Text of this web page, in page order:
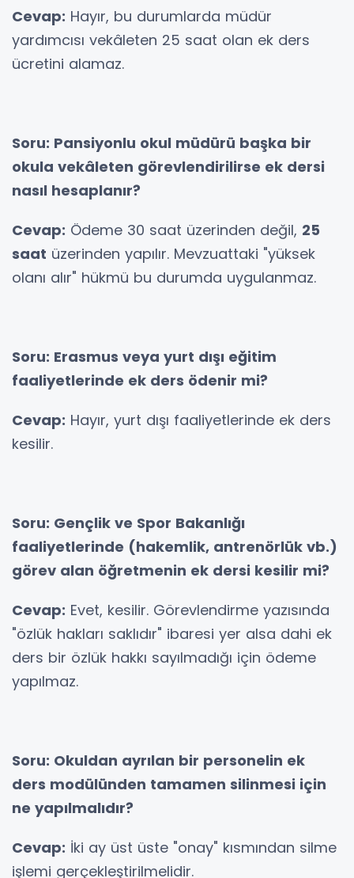
Cevap: Hayır, bu durumlarda müdür
yardımcısı vekâleten 25 saat olan ek ders
ücretini alamaz.
Soru: Pansiyonlu okul müdürü başka bir
okula vekâleten görevlendirilirse ek dersi
nasıl hesaplanır?
Cevap: Ödeme 30 saat üzerinden değil, 25
saat üzerinden yapılır. Mevzuattaki "yüksek
olanı alır" hükmü bu durumda uygulanmaz.
Soru: Erasmus veya yurt dışı eğitim
faaliyetlerinde ek ders ödenir mi?
Cevap: Hayır, yurt dışı faaliyetlerinde ek ders
kesilir.
Soru: Gençlik ve Spor Bakanlığı
faaliyetlerinde (hakemlik, antrenörlük vb.)
görev alan öğretmenin ek dersi kesilir mi?
Cevap: Evet, kesilir. Görevlendirme yazısında
"özlük hakları saklıdır" ibaresi yer alsa dahi ek
ders bir özlük hakkı sayılmadığı için ödeme
yapılmaz.
Soru: Okuldan ayrılan bir personelin ek
ders modülünden tamamen silinmesi için
ne yapılmalıdır?
Cevap: İki ay üst üste "onay" kısmından silme
işlemi gerçekleştirilmelidir.